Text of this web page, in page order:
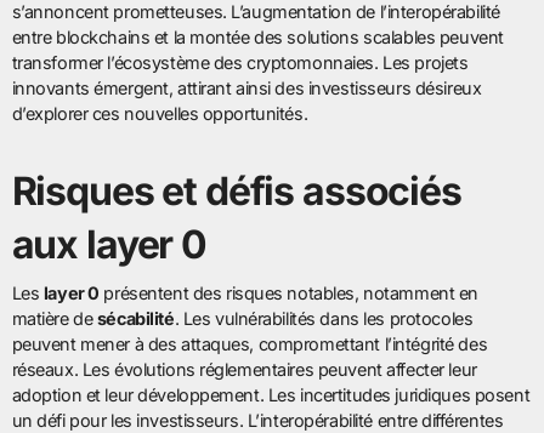
s’annoncent prometteuses. L’augmentation de l’interopérabilité
entre blockchains et la montée des solutions scalables peuvent
transformer l’écosystème des cryptomonnaies. Les projets
innovants émergent, attirant ainsi des investisseurs désireux
d’explorer ces nouvelles opportunités.
Risques et défis associés
aux layer 0
Les layer 0 présentent des risques notables, notamment en
matière desécabilité. Les vulnérabilités dans les protocoles
peuvent mener à des attaques, compromettant l’intégrité des
réseaux. Les évolutions réglementaires peuvent affecter leur
adoption et leur développement. Les incertitudes juridiques posent
un défi pour les investisseurs. L’interopérabilité entre différentes